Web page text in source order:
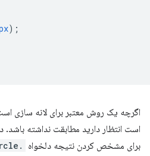
);
اگرچه یک روش معتبر برای لانه سازی
است انتظار دارید مطابقت نداشته
برای مشخص کردن نتیجه دلخواه .lg.triangle, .lg.circle